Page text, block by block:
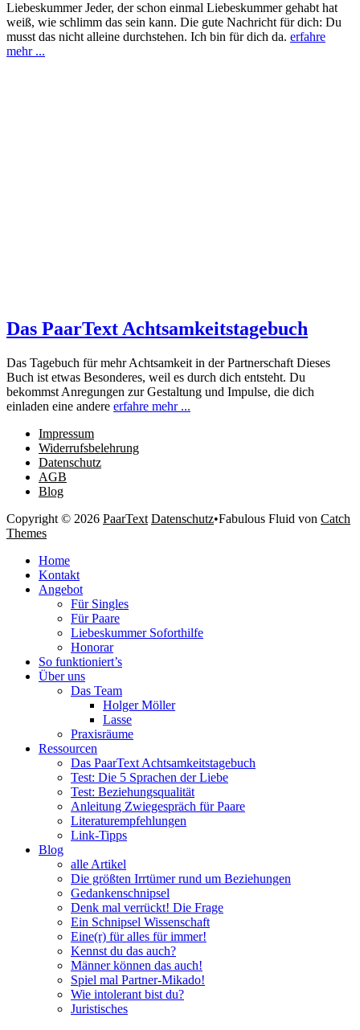
Liebeskummer Jeder, der schon einmal Liebeskummer gehabt hat
weiß, wie schlimm das sein kann. Die gute Nachricht für dich: Du
musst das nicht alleine durchstehen. Ich bin für dich da. erfahre
mehr ...
Das PaarText Achtsamkeitstagebuch
Das Tagebuch für mehr Achtsamkeit in der Partnerschaft Dieses
Buch ist etwas Besonderes, weil es durch dich entsteht. Du
bekommst Anregungen zur Gestaltung und Impulse, die dich
einladen eine andere erfahre mehr ...
Impressum
Widerrufsbelehrung
Datenschutz
AGB
Blog
Copyright © 2026 PaarText Datenschutz•Fabulous Fluid von Catch
Themes
oben
scrollen
Home
Kontakt
Angebot
Für Singles
Für Paare
Liebeskummer Soforthilfe
Honorar
So funktioniert’s
Über uns
Das Team
Holger Möller
Lasse
Praxisräume
Ressourcen
Das PaarText Achtsamkeitstagebuch
Test: Die 5 Sprachen der Liebe
Test: Beziehungsqualität
Anleitung Zwiegespräch für Paare
Literaturempfehlungen
Link-Tipps
Blog
alle Artikel
Die größten Irrtümer rund um Beziehungen
Gedankenschnipsel
Denk mal verrückt! Die Frage
Ein Schnipsel Wissenschaft
Eine(r) für alles für immer!
Kennst du das auch?
Männer können das auch!
Spiel mal Partner-Mikado!
Wie intolerant bist du?
Juristisches